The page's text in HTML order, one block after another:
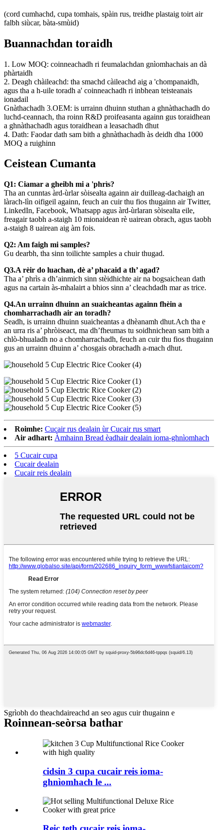
(cord cumhachd, cupa tomhais, spàin rus, treidhe plastaig toirt air
falbh siùcar, bàta-smùid)
Buannachdan toraidh
1. Low MOQ: coinneachadh ri feumalachdan gnìomhachais an dà
phàrtaidh
2. Deagh chàileachd: tha smachd càileachd aig a 'chompanaidh,
agus tha a h-uile toradh a' coinneachadh ri inbhean teisteanais
ionadail
Gnàthachadh 3.OEM: is urrainn dhuinn stuthan a ghnàthachadh do
luchd-ceannach, tha roinn R&D proifeasanta againn gus toraidhean
a ghnàthachadh agus toraidhean a leasachadh dhut
4. Dath: Faodar dath sam bith a ghnàthachadh às deidh dha 1000
MOQ a ruighinn
Ceistean Cumanta
Q1: Ciamar a gheibh mi a 'phrìs?
Tha an cunntas àrd-ùrlar sòisealta againn air duilleag-dachaigh an
làrach-lìn oifigeil againn, feuch an cuir thu fios thugainn air Twitter,
LinkedIn, Facebook, Whatsapp agus àrd-ùrlaran sòisealta eile,
freagair taobh a-staigh 10 mionaidean rè uairean obrach, agus taobh
a-staigh 8 uairean aig àm fois.
Q2: Am faigh mi samples?
Gu dearbh, tha sinn toilichte samples a chuir thugad.
Q3.A rèir do luachan, dè a’ phacaid a th’ agad?
Tha a’ phrìs a dh’ainmich sinn stèidhichte air na bogsaichean dath
agus na cartain às-mhalairt a bhios sinn a’ cleachdadh mar as trice.
Q4.An urrainn dhuinn an suaicheantas againn fhèin a
chomharrachadh air an toradh?
Seadh, is urrainn dhuinn suaicheantas a dhèanamh dhut.Ach tha e
an urra ris a’ phròiseact, ma dh’fheumas tu soidhnichean sam bith a
chlò-bhualadh no a chomharrachadh, feuch an cuir thu fios thugainn
gus an urrainn dhuinn a’ chosgais obrachadh a-mach dhut.
Roimhe: Cucair rus dealain ùr Cucair rus smart
Air adhart: Àmhainn Bread èadhair dealain ioma-ghnìomhach
5 Cucair cupa
Cucair dealain
Cucair reis dealain
Sgrìobh do theachdaireachd an seo agus cuir thugainn e
Roinnean-seòrsa bathar
cidsin 3 cupa cucair reis ioma-
ghnìomhach le ...